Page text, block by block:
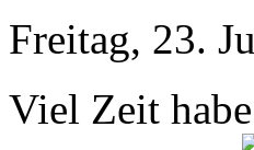
Freitag, 23.
Viel Zeit